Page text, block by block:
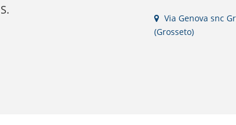
Via Genova snc
(Grosseto)